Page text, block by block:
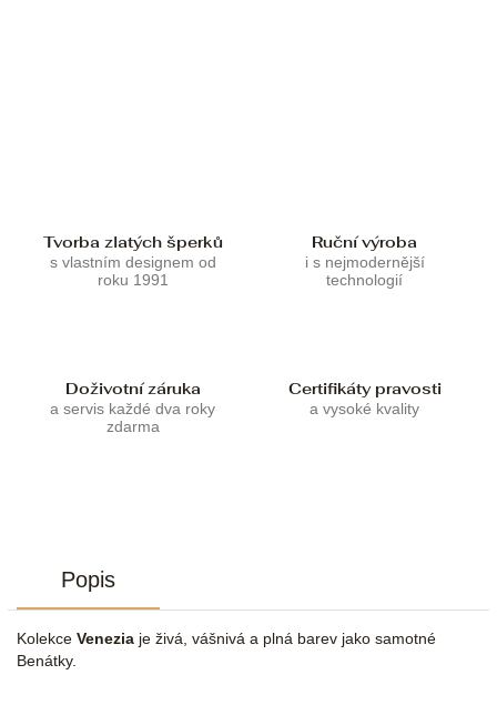
Tvorba zlatých šperků
s vlastním designem od
roku 1991
Ruční výroba
i s nejmodernější
technologií
Doživotní záruka
a servis každé dva roky
zdarma
Certifikáty pravosti
a vysoké kvality
Popis
Kolekce Venezia je živá, vášnivá a plná barev jako samotné
Benátky.